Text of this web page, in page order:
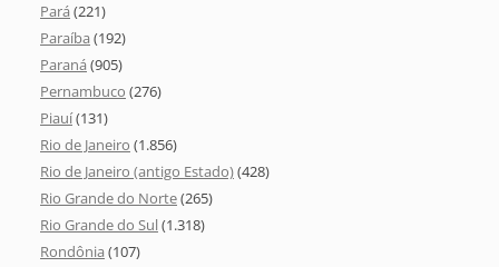
Pará (221)
Paraíba (192)
Paraná (905)
Pernambuco (276)
Piauí(131)
Rio de Janeiro (1.856)
Rio de Janeiro (antigo Estado)(428)
Rio Grande do Norte(265)
Rio Grande do Sul(1.318)
Rondônia (107)